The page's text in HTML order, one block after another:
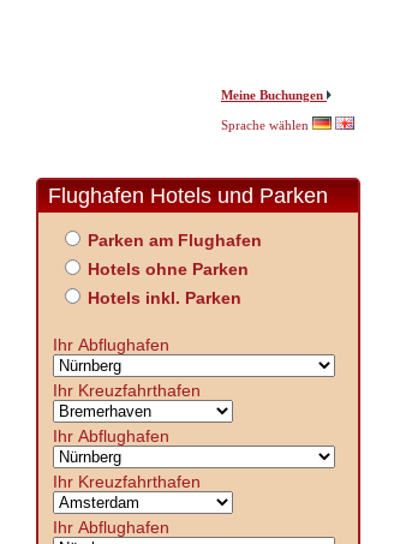
Meine Buchungen
Sprache wählen
Flughafen Hotels und Parken
Parken am Flughafen
Hotels ohne Parken
Hotels inkl. Parken
Ihr Abflughafen
Ihr Kreuzfahrthafen
Ihr Abflughafen
Ihr Kreuzfahrthafen
Ihr Abflughafen